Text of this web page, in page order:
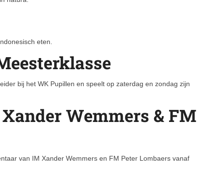
eten.
bij het WK Pupillen en speelt op zaterdag en zondag zijn
Wemmers & FM
van IM Xander Wemmers en FM Peter Lombaers vanaf